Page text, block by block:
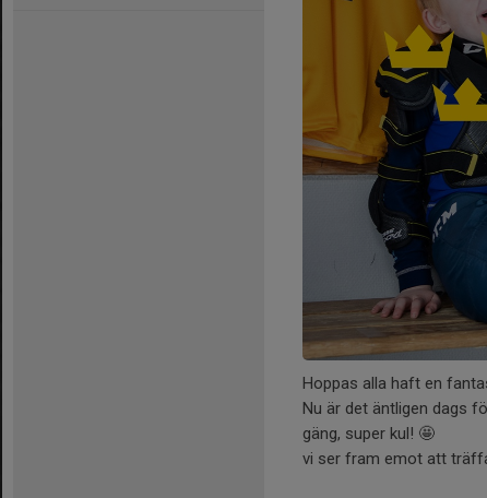
Hoppas alla haft en
Nu är det äntligen dags
gäng, super kul! 🤩
vi ser fram emot att